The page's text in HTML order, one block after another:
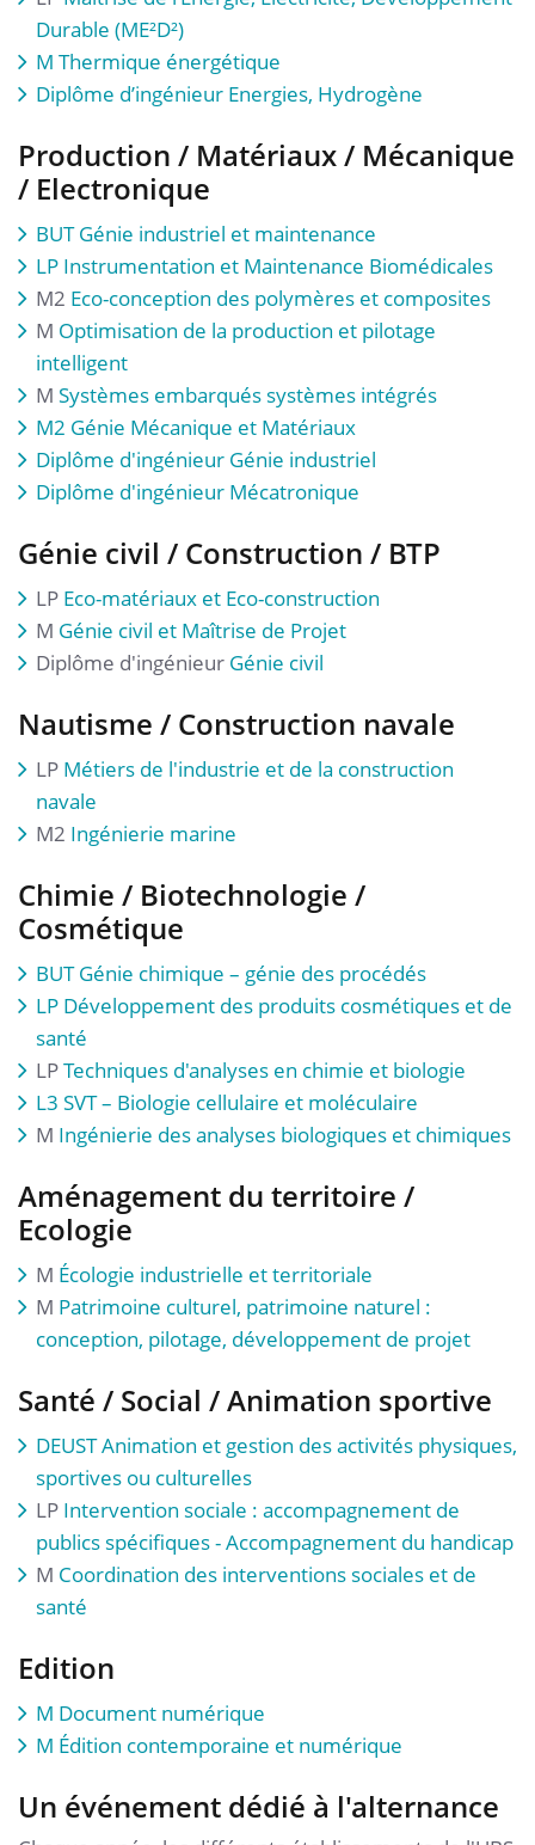
Durable (ME²D²)
M Thermique énergétique
Diplôme d’ingénieur Energies, Hydrogène
Production / Matériaux / Mécanique
/ Electronique
BUT Génie industriel et maintenance
LP Instrumentation et Maintenance Biomédicales
M2 Eco-conception des polymères et composites
M Optimisation de la production et pilotage
intelligent
M Systèmes embarqués systèmes intégrés
M2 Génie Mécanique et Matériaux
Diplôme d'ingénieur Génie industriel
Diplôme d'ingénieur Mécatronique
Génie civil / Construction / BTP
LP Eco-matériaux et Eco-construction
M Génie civil et Maîtrise de Projet
Diplôme d'ingénieur Génie civil
Nautisme / Construction navale
LP Métiers de l'industrie et de la construction
navale
M2 Ingénierie marine
Chimie / Biotechnologie /
Cosmétique
BUT Génie chimique – génie des procédés
LP Développement des produits cosmétiques et de
santé
LPTechniques d'analyses en chimie et biologie
L3 SVT – Biologie cellulaire et moléculaire
M Ingénierie des analyses biologiques et chimiques
Aménagement du territoire /
Ecologie
M Écologie industrielle et territoriale
M Patrimoine culturel, patrimoine naturel :
conception, pilotage, développement de projet
Santé / Social / Animation sportive
DEUSTAnimation et gestion des activités physiques,
sportives ou culturelles
LP Intervention sociale : accompagnement de
publics spécifiques - Accompagnement du handicap
M Coordination des interventions sociales et de
santé
Edition
M Document numérique
M Édition contemporaine et numérique
Un événement dédié à l'alternance